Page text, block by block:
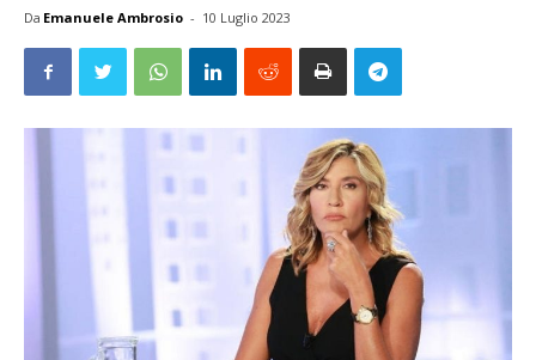
Da Emanuele Ambrosio - 10 Luglio 2023